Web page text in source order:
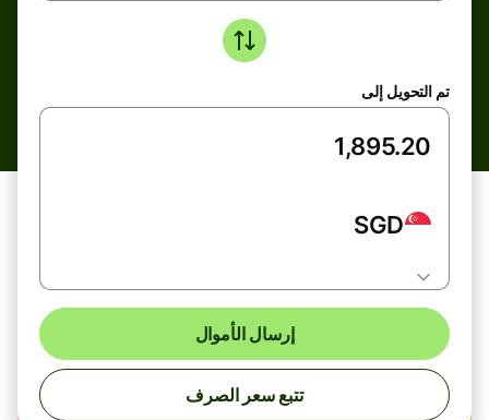
تم التحويل إلى
SGD
إرسال الأموال
تتبع سعر الصرف